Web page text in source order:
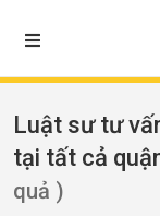
Luật sư tư
tại tất cả
quả )